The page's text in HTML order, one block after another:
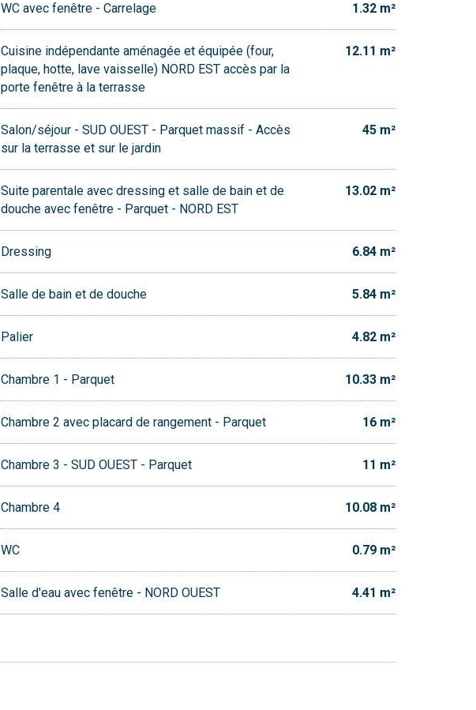
WC avec fenêtre - Carrelage 1.32 m²
Cuisine indépendante aménagée et équipée (four,
plaque, hotte, lave vaisselle) NORD EST accès par la
porte fenêtre à la terrasse
12.11 m²
Salon/séjour - SUD OUEST - Parquet massif - Accès
sur la terrasse et sur le jardin
45 m²
Suite parentale avec dressing et salle de bain et de
douche avec fenêtre - Parquet - NORD EST
13.02 m²
Dressing 6.84 m²
Salle de bain et de douche 5.84 m²
Palier 4.82 m²
Chambre 1 - Parquet 10.33 m²
Chambre 2 avec placard de rangement - Parquet 16 m²
Chambre 3 - SUD OUEST - Parquet 11 m²
Chambre 4 10.08 m²
WC 0.79 m²
Salle d'eau avec fenêtre - NORD OUEST 4.41 m²